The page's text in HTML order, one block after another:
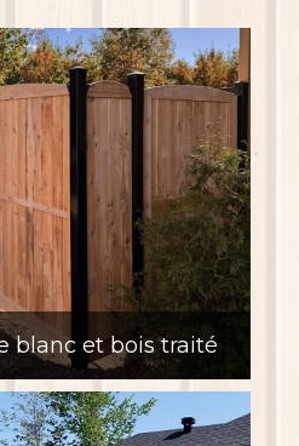
blanc et bois traité